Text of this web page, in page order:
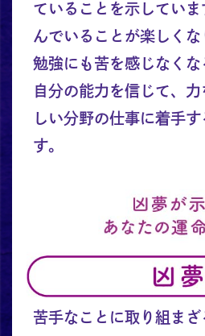
ていることを示していま
んでいることが楽しく
勉強にも苦を感じなく
自分の能力を信じて、
しい分野の仕事に着手
す。
苦手なことに取り組ま